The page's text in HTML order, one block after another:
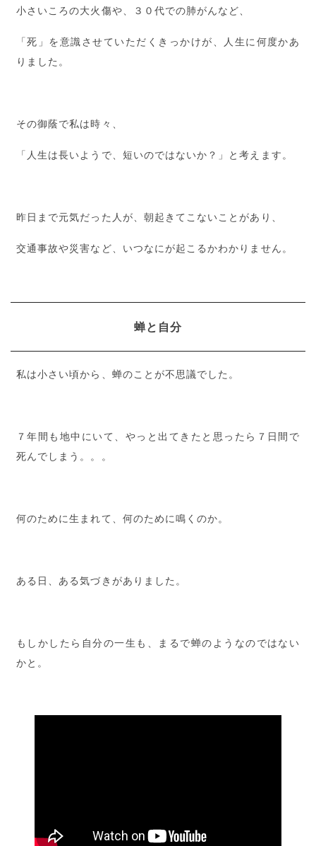
小さいころの大火傷や、３０代での肺がんなど、
「死」を意識させていただくきっかけが、人生に何度かあ
りました。
その御蔭で私は時々、
「人生は長いようで、短いのではないか？」と考えます。
昨日まで元気だった人が、朝起きてこないことがあり、
交通事故や災害など、いつなにが起こるかわかりません。
蝉と自分
私は小さい頃から、蝉のことが不思議でした。
７年間も地中にいて、やっと出てきたと思ったら７日間で
死んでしまう。。。
何のために生まれて、何のために鳴くのか。
ある日、ある気づきがありました。
もしかしたら自分の一生も、まるで蝉のようなのではない
かと。